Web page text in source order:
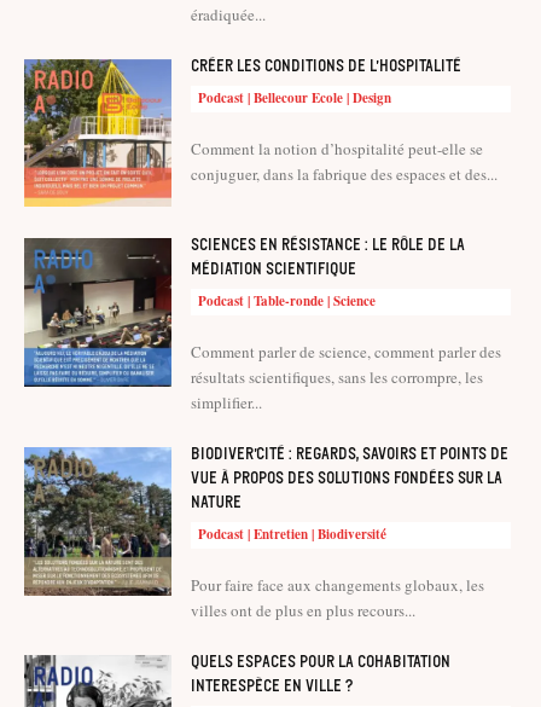
éradiquée...
Créer les conditions de l’hospitalité
Podcast | Bellecour Ecole | Design
Comment la notion d’hospitalité peut-elle se
conjuguer, dans la fabrique des espaces et des...
Sciences en résistance : le rôle de la
médiation scientifique
Podcast | Table-ronde | Science
Comment parler de science, comment parler des
résultats scientifiques, sans les corrompre, les
simplifier...
Biodiver’cité : regards, savoirs et points de
vue à propos des solutions fondées sur la
nature
Podcast | Entretien | Biodiversité
Pour faire face aux changements globaux, les
villes ont de plus en plus recours...
Quels espaces pour la cohabitation
interespèce en ville ?